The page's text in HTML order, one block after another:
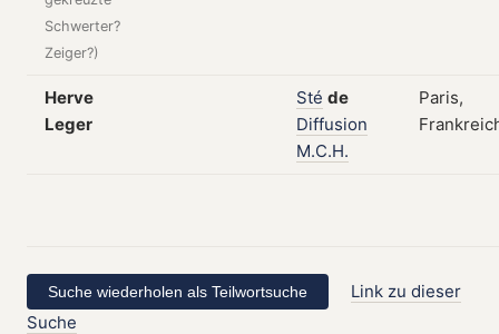
Schwerter?
Zeiger?)
Herve
Leger
Sté de
Diffusion
M.C.H.
Paris,
Link zu dieser
Suche